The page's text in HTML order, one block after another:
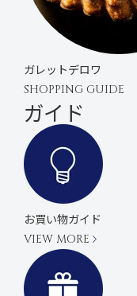
ガレットデロワ
SHOPPING GUIDE
ガイド
お買い物ガイド
VIEW MORE